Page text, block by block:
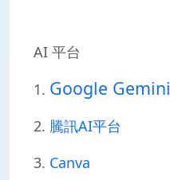
AI 平台
1. Google Gemini
2. 騰訊AI平台
3. Canva